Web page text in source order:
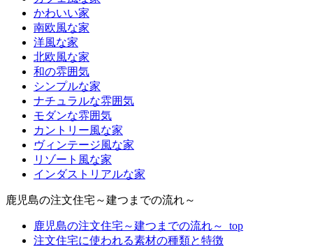
かわいい家
南欧風な家
洋風な家
北欧風な家
和の雰囲気
シンプルな家
ナチュラルな雰囲気
モダンな雰囲気
カントリー風な家
ヴィンテージ風な家
リゾート風な家
インダストリアルな家
鹿児島の注文住宅～建つまでの流れ～
鹿児島の注文住宅～建つまでの流れ～_top
注文住宅に使われる素材の種類と特徴